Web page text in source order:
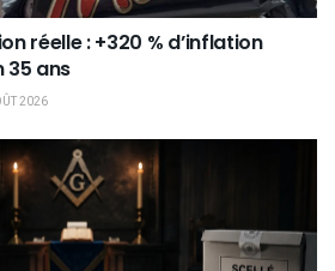
réelle : +320 % d’inflation
35 ans
2026